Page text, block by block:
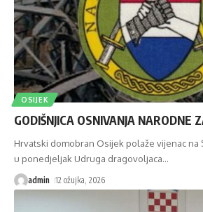
OSIJEK
GODIŠNJICA OSNIVANJA NARODNE
Hrvatski domobran Osijek polaže vijenac na
u ponedjeljak Udruga dragovoljaca…
admin 12 ožujka, 2026